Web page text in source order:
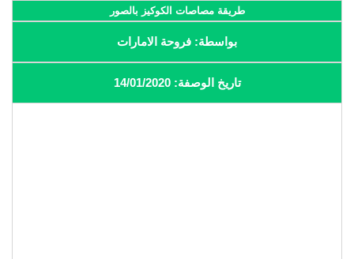
طريقة مصاصات الكوكيز بالصور
بواسطة: فروحة الامارات
تاريخ الوصفة: 14/01/2020